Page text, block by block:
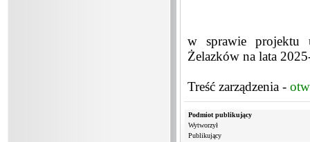
w sprawie projektu
Żelazków na lata
Treść zarządzenia -
Podmiot publikujący
Wytworzył
Publikujący